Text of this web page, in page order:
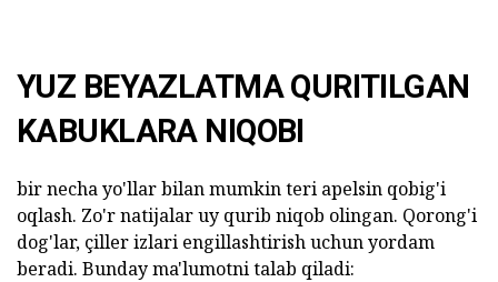
YUZ BEYAZLATMA QURITILGAN
KABUKLARA NIQOBI
bir necha yo'llar bilan mumkin teri apelsin qobig'i
oqlash. Zo'r natijalar uy qurib niqob olingan. Qorong'i
dog'lar, çiller izlari engillashtirish uchun yordam
beradi. Bunday ma'lumotni talab qiladi: